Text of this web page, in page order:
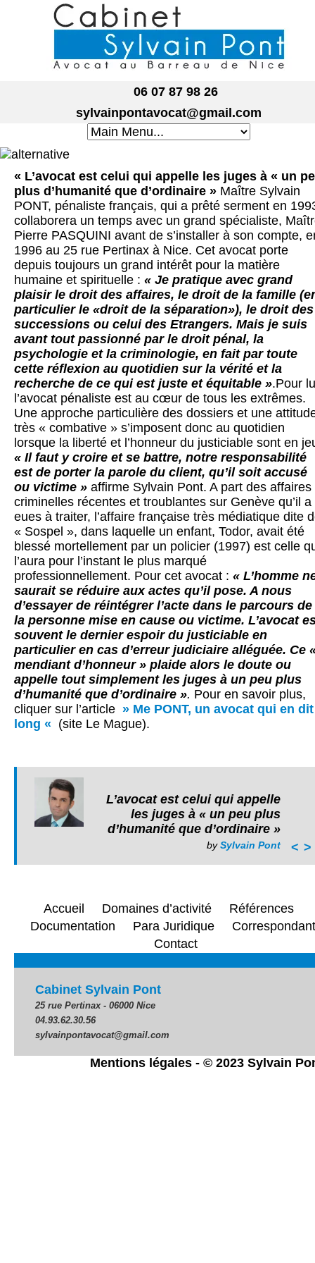
06 07 87 98 26
sylvainpontavocat@gmail.com
« L’avocat est celui qui appelle les juges à « un
plus d’humanité que d’ordinaire » Maître Sylvain
PONT, pénaliste français, qui a prêté serment en
collaborera un temps avec un grand spécialiste,
Pierre PASQUINI avant de s’installer à son compte,
1996 au 25 rue Pertinax à Nice. Cet avocat porte
depuis toujours un grand intérêt pour la matière
humaine et spirituelle : « Je pratique avec grand
plaisir le droit des affaires, le droit de la famille
particulier le «droit de la séparation»), le droit des
successions ou celui des Etrangers. Mais je suis
avant tout passionné par le droit pénal, la
psychologie et la criminologie, en fait par toute
cette réflexion au quotidien sur la vérité et la
recherche de ce qui est juste et équitable ».Pour
l’avocat pénaliste est au cœur de tous les extrêmes.
Une approche particulière des dossiers et une
très « combative » s’imposent donc au quotidien
lorsque la liberté et l’honneur du justiciable sont en
« Il faut y croire et se battre, notre responsabilité
est de porter la parole du client, qu’il soit accusé
ou victime » affirme Sylvain Pont. A part des affaires
criminelles récentes et troublantes sur Genève qu’il a
eues à traiter, l’affaire française très médiatique dite
« Sospel », dans laquelle un enfant, Todor, avait été
blessé mortellement par un policier (1997) est celle
l’aura pour l’instant le plus marqué
professionnellement. Pour cet avocat : « L’homme
saurait se réduire aux actes qu’il pose. A nous
d’essayer de réintégrer l’acte dans le parcours de
la personne mise en cause ou victime. L’avocat
souvent le dernier espoir du justiciable en
particulier en cas d’erreur judiciaire alléguée. Ce
mendiant d’honneur » plaide alors le doute ou
appelle tout simplement les juges à un peu plus
d’humanité que d’ordinaire ». Pour en savoir plus,
cliquer sur l’article » Me PONT, un avocat qui en dit
long « (site Le Mague).
L’avocat est celui qui appelle
les juges à « un peu plus
d’humanité que d’ordinaire »
bySylvain Pont < >
Accueil Domaines d’activité
Références
Documentation
Para Juridique
Contact
Cabinet Sylvain Pont
25 rue Pertinax - 06000 Nice
04.93.62.30.56
sylvainpontavocat@gmail.com
Mentions légales - © 2023 Sylvain